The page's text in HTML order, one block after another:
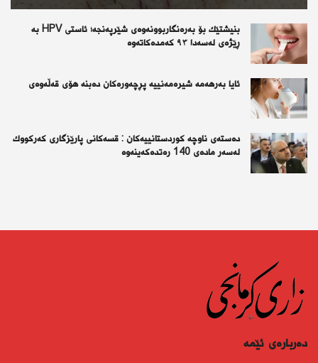
بنیشتێك بۆ بەرەنگاربوونەوەی شێرپەنجە؛ ئاستی HPV بە
ڕێژەی لەسەدا ٩٣ كەمدەكاتەوە
ئايا به‌رهه‌مه‌ شيره‌مه‌نييه‌ پڕچه‌وره‌كان ده‌بنه‌ هۆى قه‌ڵه‌وه‌ى
دەستەی ناوچە كوردستانییەكان : قسەكانی پارێزگاری كەركووك
لەسەر مادەی 140 رەتدەكەینەوە
دەربارەى ئێمە